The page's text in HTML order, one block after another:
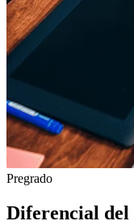
Pregrado
Diferencial